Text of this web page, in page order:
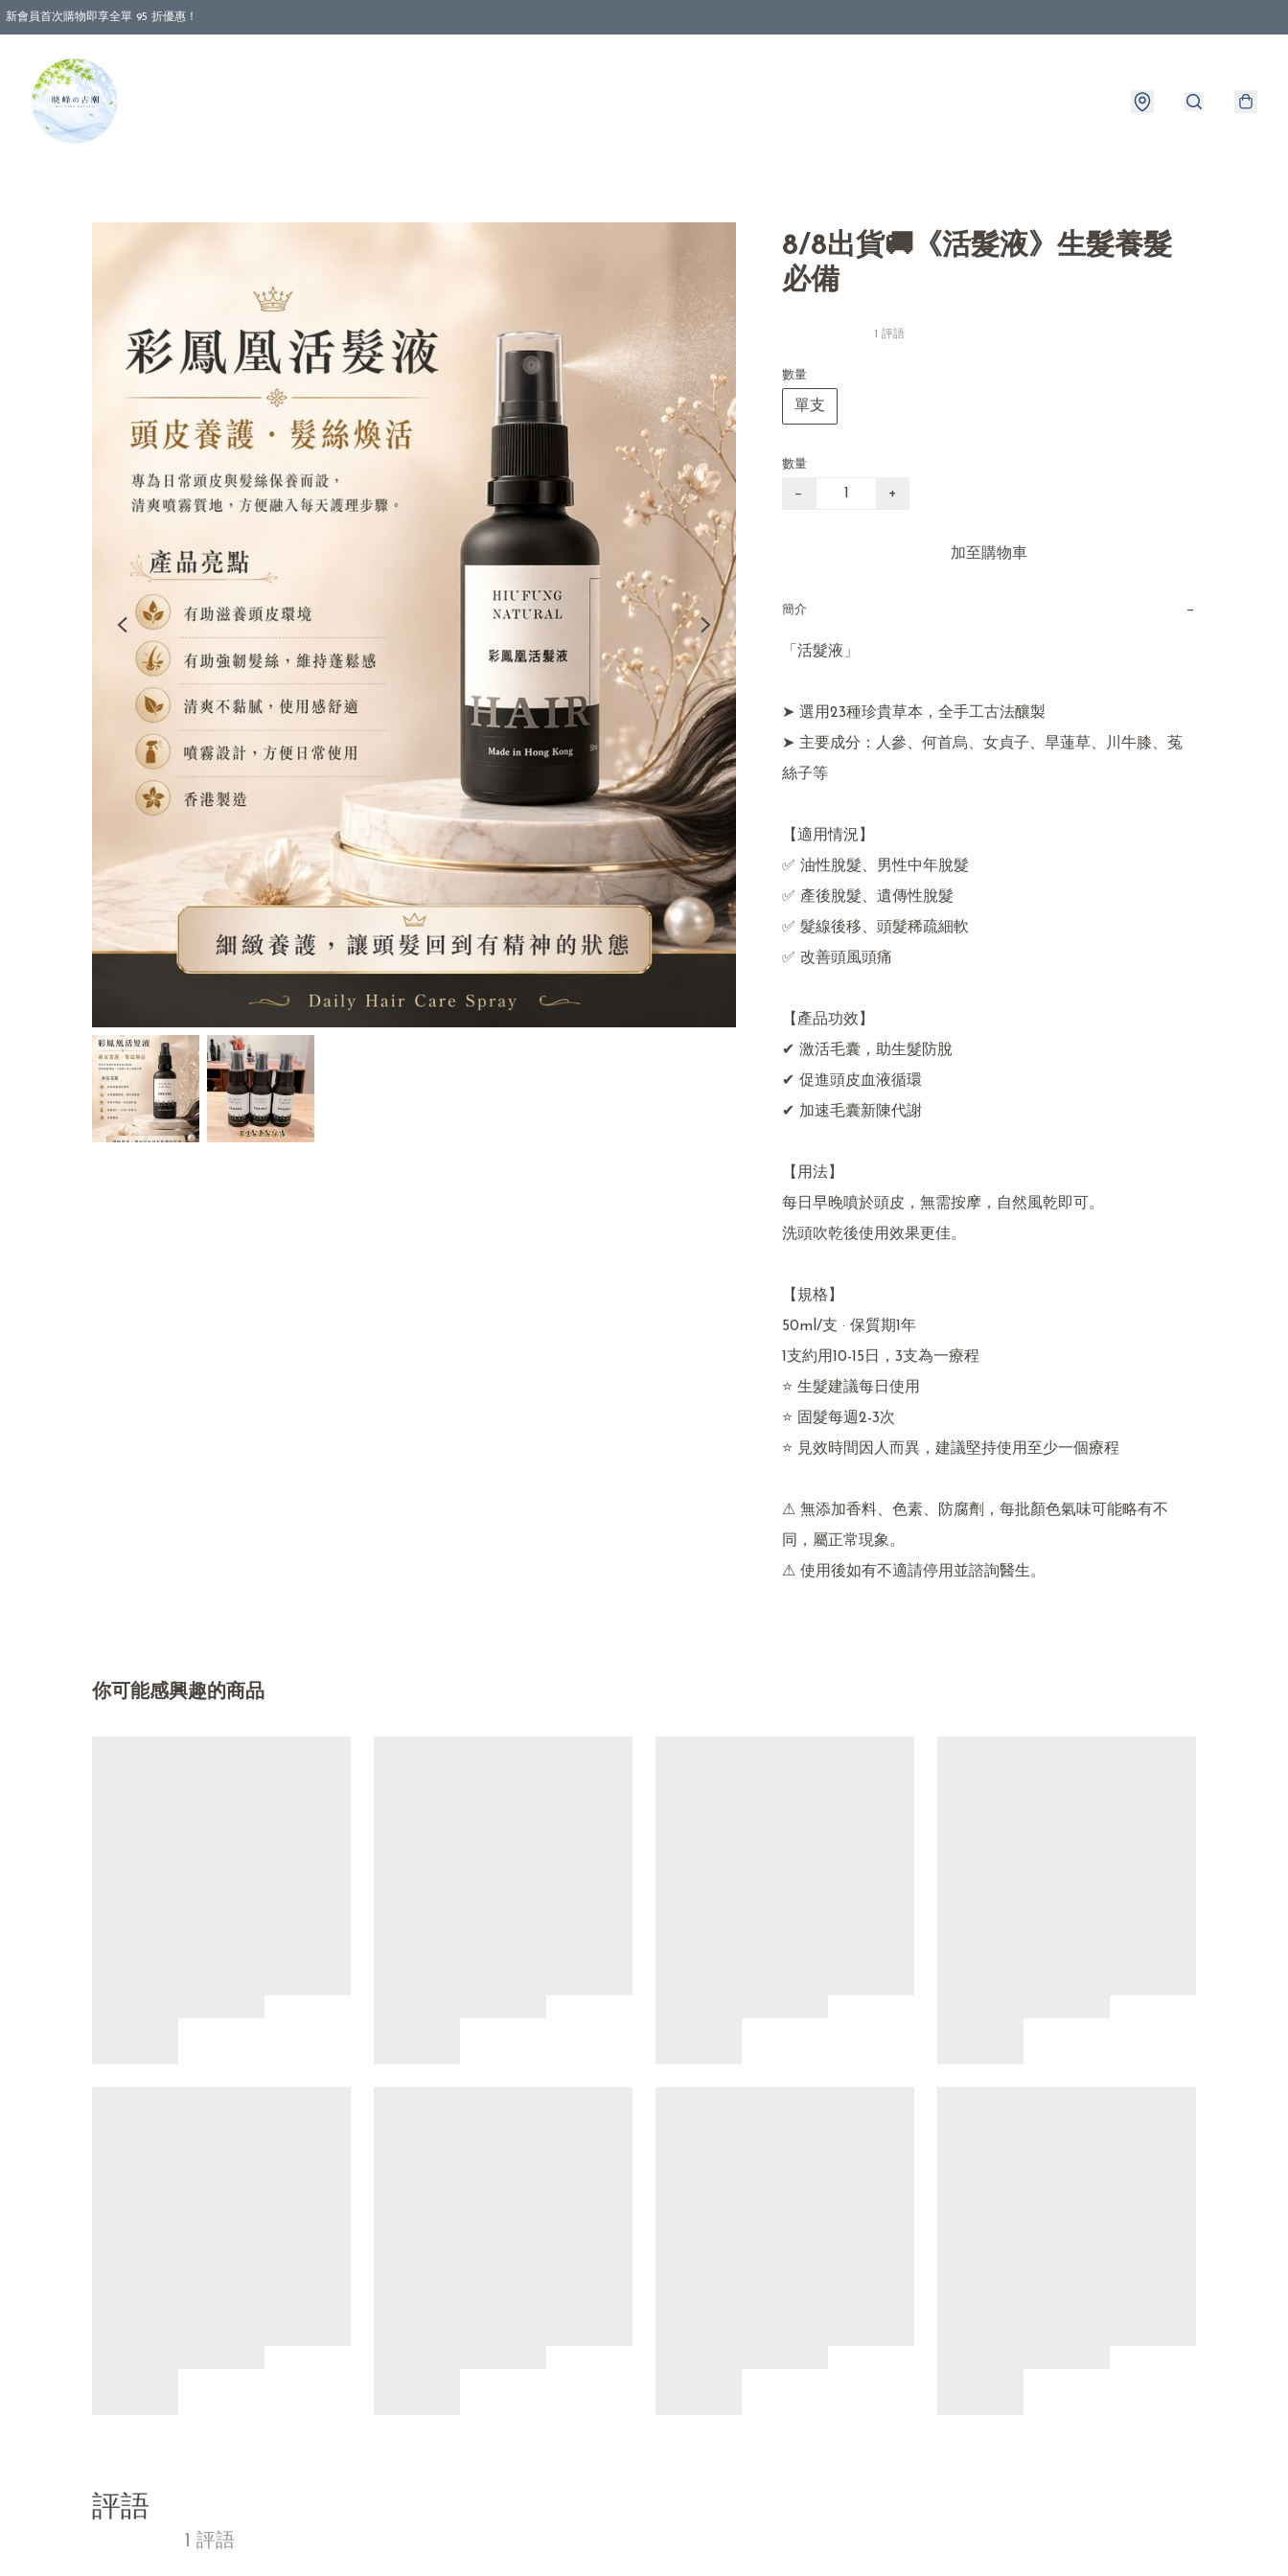
新會員首次購物即享全單 95 折優惠！
8/8出貨🚚《活髮液》生髮養髮
必備
1 評語
數量
單支
數量
− +
加至購物車
簡介 −
「活髮液」
➤ 選用23種珍貴草本，全手工古法釀製
➤ 主要成分：人參、何首烏、女貞子、旱蓮草、川牛膝、菟
絲子等
【適用情況】
✅ 油性脫髮、男性中年脫髮
✅ 產後脫髮、遺傳性脫髮
✅ 髮線後移、頭髮稀疏細軟
✅ 改善頭風頭痛
【產品功效】
✔ 激活毛囊，助生髮防脫
✔ 促進頭皮血液循環
✔ 加速毛囊新陳代謝
【用法】
每日早晚噴於頭皮，無需按摩，自然風乾即可。
洗頭吹乾後使用效果更佳。
【規格】
50ml/支 · 保質期1年
1支約用10-15日，3支為一療程
⭐ 生髮建議每日使用
⭐ 固髮每週2-3次
⭐ 見效時間因人而異，建議堅持使用至少一個療程
⚠ 無添加香料、色素、防腐劑，每批顏色氣味可能略有不
同，屬正常現象。
⚠ 使用後如有不適請停用並諮詢醫生。
你可能感興趣的商品
評語
1 評語